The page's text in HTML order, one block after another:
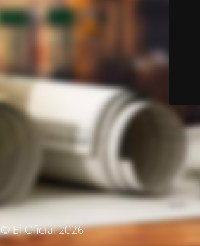
© El Oficial 2026